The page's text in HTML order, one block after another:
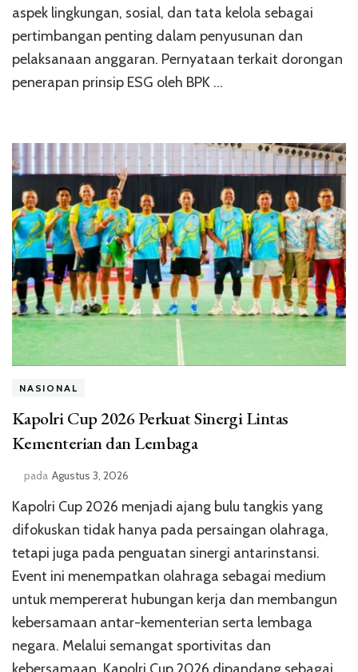
aspek lingkungan, sosial, dan tata kelola sebagai
pertimbangan penting dalam penyusunan dan
pelaksanaan anggaran. Pernyataan terkait dorongan
penerapan prinsip ESG oleh BPK …
NASIONAL
Kapolri Cup 2026 Perkuat Sinergi Lintas
Kementerian dan Lembaga
pada Agustus 3, 2026
Kapolri Cup 2026 menjadi ajang bulu tangkis yang
difokuskan tidak hanya pada persaingan olahraga,
tetapi juga pada penguatan sinergi antarinstansi.
Event ini menempatkan olahraga sebagai medium
untuk mempererat hubungan kerja dan membangun
kebersamaan antar-kementerian serta lembaga
negara. Melalui semangat sportivitas dan